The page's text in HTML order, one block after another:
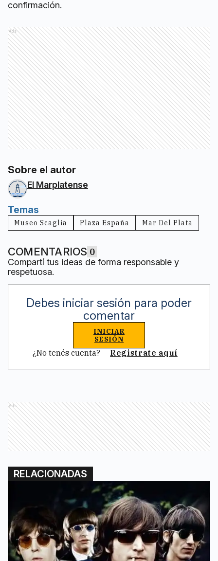
confirmación.
Ads
Sobre el autor
El Marplatense
Temas
Museo Scaglia Plaza España Mar Del Plata
COMENTARIOS 0
Compartí tus ideas de forma responsable y
respetuosa.
Debes iniciar sesión para poder
comentar
INICIAR
SESIÓN
¿No tenés cuenta? Registrate aquí
Ads
RELACIONADAS